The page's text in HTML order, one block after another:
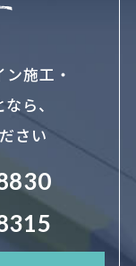
施工・
ら、
さい